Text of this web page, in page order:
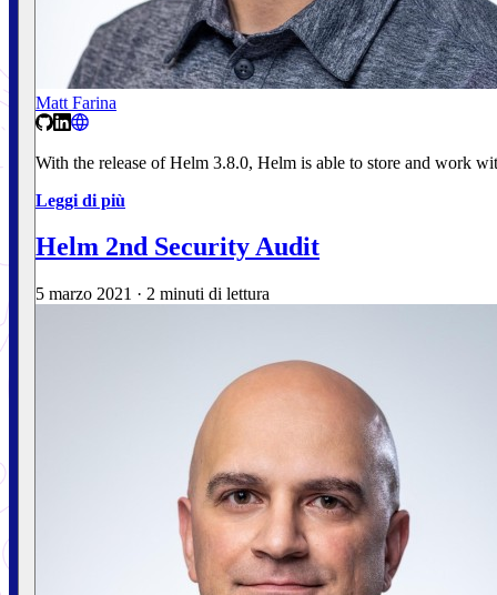
Matt Farina
With the release of Helm 3.8.0, Helm is able to store and work
Leggi di più
Helm 2nd Security Audit
5 marzo 2021 · 2 minuti di lettura